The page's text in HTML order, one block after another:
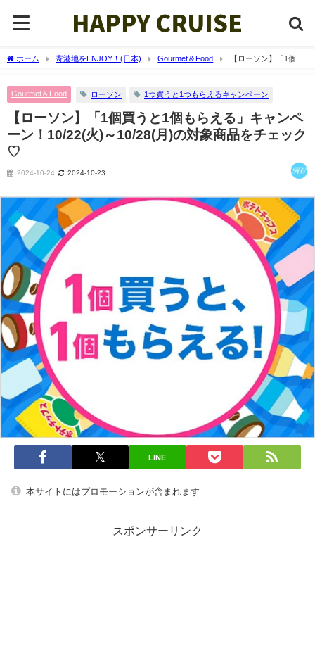
ホーム 寄港地をENJOY！(日本) Gourmet＆Food
【ローソン】「1個買
Gourmet＆Food ローソン 1つ買うと1つもらえるキャンペーン
【ローソン】「1個買うと1個もらえる」キャンペ
ーン！10/22(火)～10/28(月)の対象商品をチェック
♡
2024-10-24 2024-10-23
LINE
本サイトにはプロモーションが含まれます
スポンサーリンク